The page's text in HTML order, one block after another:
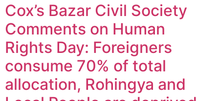
Cox’s Bazar Civil Society
Comments on Human
Rights Day: Foreigners
consume 70% of total
allocation, Rohingya and